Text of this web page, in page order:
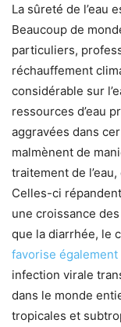
La sûreté de l’eau
Beaucoup de
particuliers,
réchauffement
considérable sur
ressources d’eau
aggravées dans
malmènent de
traitement de
Celles-ci
une croissance
que la diarrhée, le
favorise
infection virale
dans le monde
tropicales et